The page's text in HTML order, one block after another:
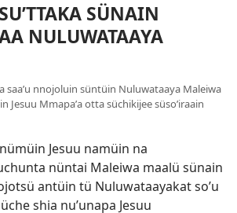
SÜNAIN
NULUWATAAYA
saaʼu nnojoluin süntüin Nuluwataaya Maleiwa
Jesuu Mmapaʼa otta süchikijee süsoʼiraain
Jesuu namüin na
nüntai Maleiwa maalü sünain
antüin tü Nuluwataayakat soʼu
shia nuʼunapa Jesuu